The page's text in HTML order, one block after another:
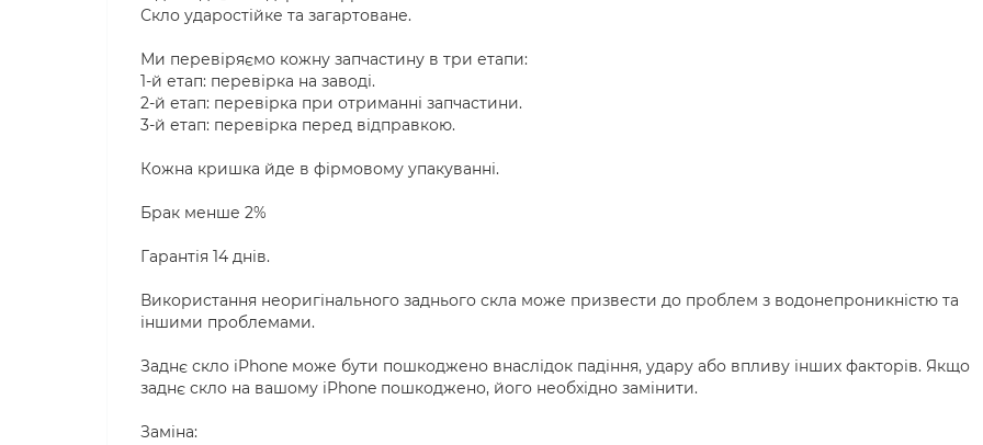
Скло ударостійке та загартоване.
Ми перевіряємо кожну запчастину в три етапи:
1-й етап: перевірка на заводі.
2-й етап: перевірка при отриманні запчастини.
3-й етап: перевірка перед відправкою.
Кожна кришка йде в фірмовому упакуванні.
Брак менше 2%
Гарантія 14 днів.
Використання неоригінального заднього скла може призвести до проблем з водонепроникністю та
іншими проблемами.
Заднє скло iPhone може бути пошкоджено внаслідок падіння, удару або впливу інших факторів. Якщо
заднє скло на вашому iPhone пошкоджено, його необхідно замінити.
Заміна: